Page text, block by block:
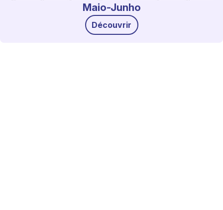
Maio-Junho
Découvrir